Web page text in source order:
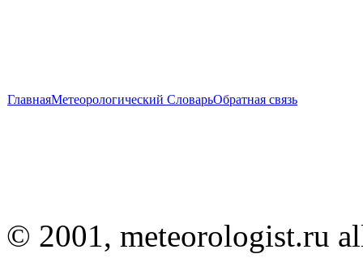
ГлавнаяМетеорологический СловарьОбратная связь
© 2001, meteorologist.ru